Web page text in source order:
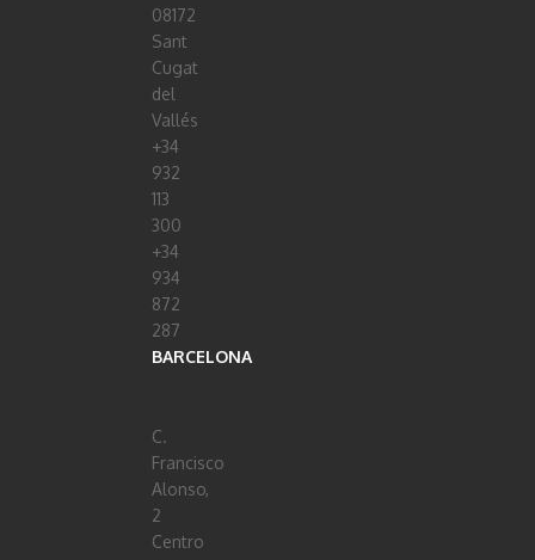
08172
Sant
Cugat
del
Vallés
+34
932
113
300
+34
934
872
287
BARCELONA
C.
Francisco
Alonso,
2
Centro